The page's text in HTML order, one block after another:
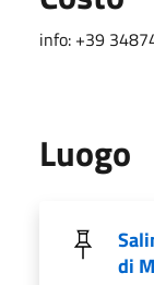
info: +39
Luogo
di